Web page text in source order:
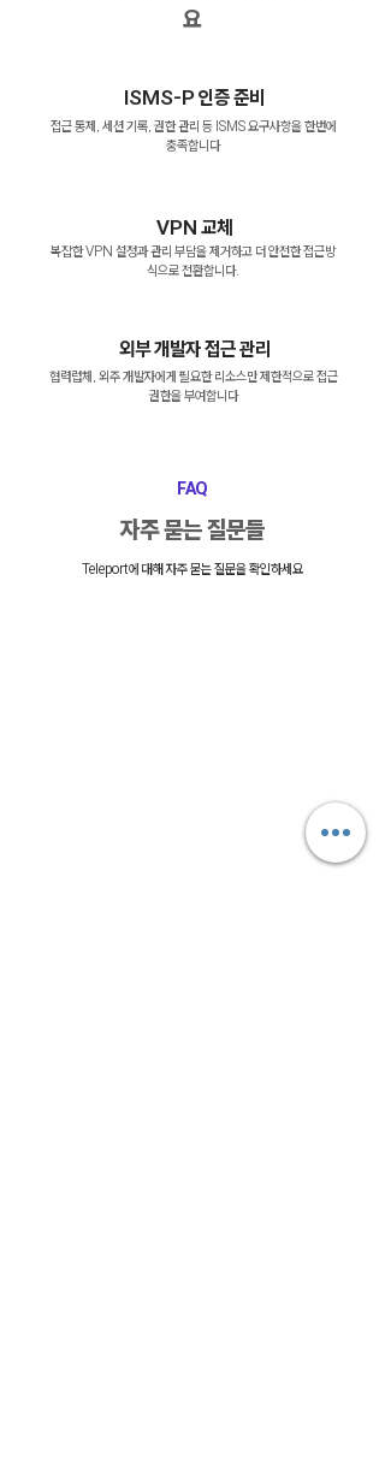
요
ISMS-P 인증 준비
접근 통제, 세션 기록, 권한 관리 등 ISMS 요구사항을 한번에
충족합니다
VPN 교체
복잡한 VPN 설정과 관리 부담을 제거하고 더 안전한 접근방
식으로 전환합니다.
외부 개발자 접근 관리
협력럽체, 외주 개발자에게 필요한 리소스만 제한적으로 접근
권한을 부여합니다
FAQ
자주 묻는 질문들
Teleport에 대해 자주 묻는 질문을 확인하세요